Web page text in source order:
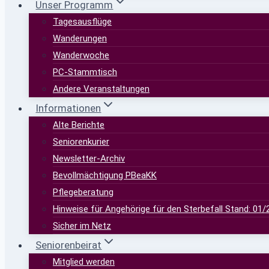
Unser Programm
Tagesausflüge
Wanderungen
Wanderwoche
PC-Stammtisch
Andere Veranstaltungen
Informationen
Alte Berichte
Seniorenkurier
Newsletter-Archiv
Bevollmächtigung PBeaKK
Pflegeberatung
Hinweise für Angehörige für den Sterbefall Stand: 01/
Sicher im Netz
Seniorenbeirat
Mitglied werden